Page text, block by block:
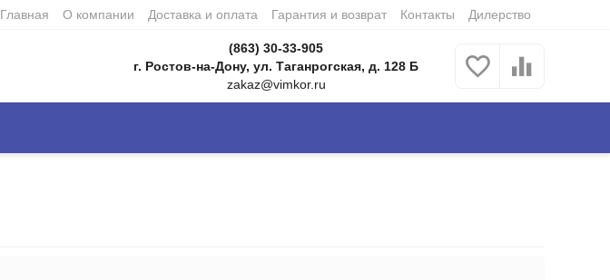
Главная О компании Доставка и оплата Гарантия и возврат Контакты Дилерство
(863) 30-33-905
г. Ростов-на-Дону, ул. Таганрогская, д. 128 Б
zakaz@vimkor.ru